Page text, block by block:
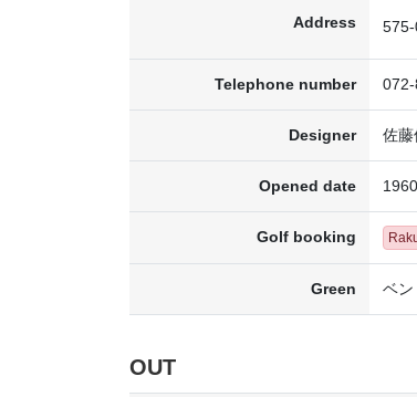
Address
Telephone number 072-
Designer 佐藤
Opened date
Golf booking
Green ベン
OUT